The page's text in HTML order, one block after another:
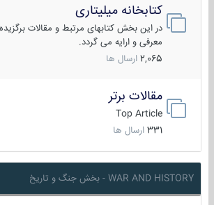
کتابخانه میلیتاری
در این بخش کتابهای مرتبط و مقالات برگزیده
معرفی و ارایه می گردد.
2,065 ارسال ها
مقالات برتر
Top Article
331 ارسال ها
WAR AND HISTORY - بخش جنگ و تاریخ